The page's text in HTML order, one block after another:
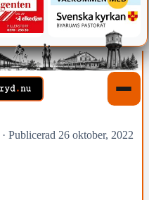
· Publicerad 26 oktober, 2022